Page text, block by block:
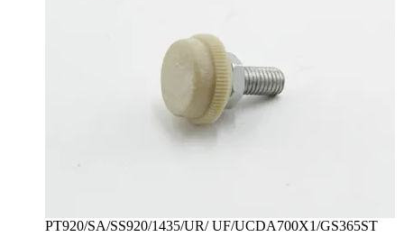
PT920/SA/SS920/1435/UR/ UF/UCDA700X1/GS365ST